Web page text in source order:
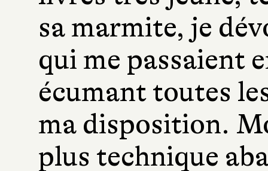
sa marmite, je
qui me passaient
écumant toutes
ma disposition.
plus technique